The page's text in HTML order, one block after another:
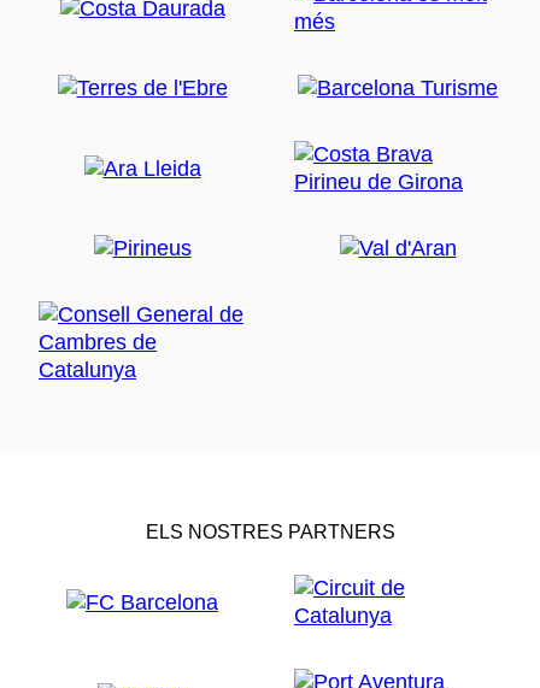
ELS NOSTRES PARTNERS